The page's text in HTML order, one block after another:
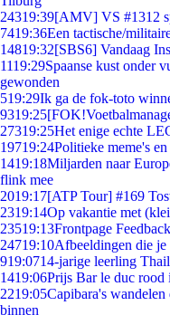
24319:39[AMV] VS #1312
7419:36Een tactische/
14819:32[SBS6] Vandaag
1119:29Spaanse kust onder
gewonden
519:29Ik ga de fok-toto
9319:25
27319:25Het enige echte
19719:24Politieke meme's en
1419:18Miljarden naar
flink mee
2019:17[ATP Tour] #169
2319:14Op vakantie met
23519:13Frontpage
24719:10Afbeeldingen die
919:0714-jarige leerling
1419:06Prijs Bar le duc rood
2219:05Capibara's
binnen